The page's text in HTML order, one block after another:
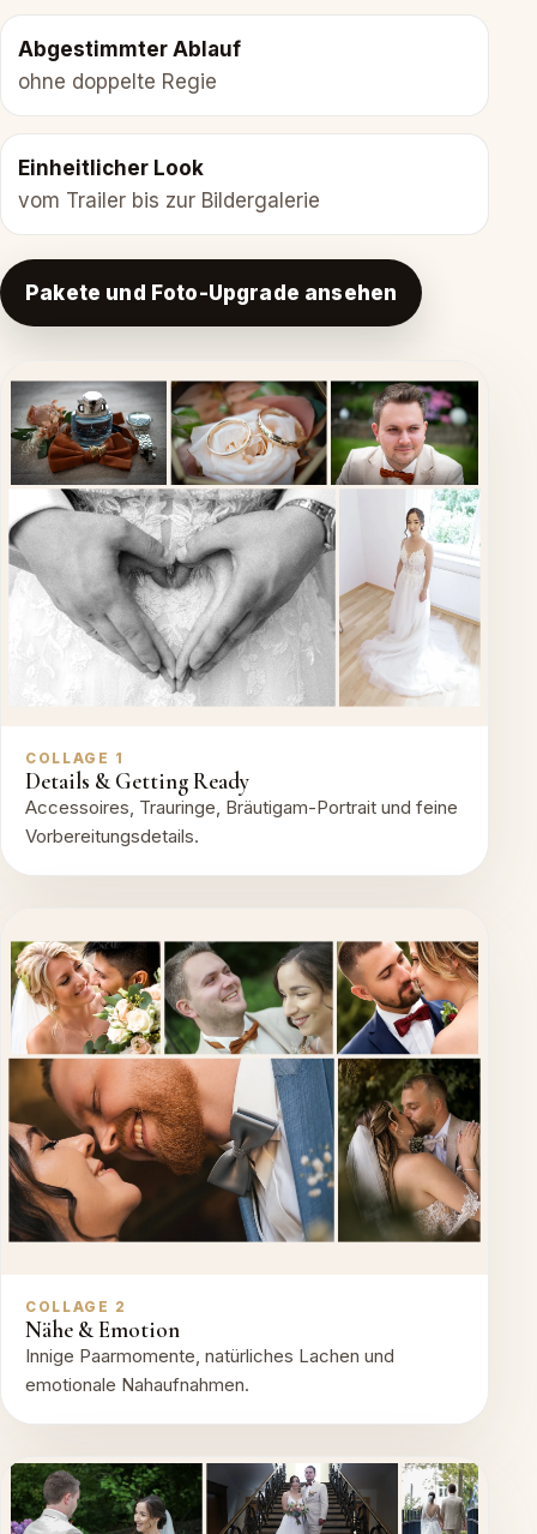
Abgestimmter Ablauf
ohne doppelte Regie
Einheitlicher Look
vom Trailer bis zur Bildergalerie
Pakete und Foto-Upgrade ansehen
COLLAGE 1
Details & Getting Ready
Accessoires, Trauringe, Bräutigam-Portrait und feine
Vorbereitungsdetails.
COLLAGE 2
Nähe & Emotion
Innige Paarmomente, natürliches Lachen und
emotionale Nahaufnahmen.